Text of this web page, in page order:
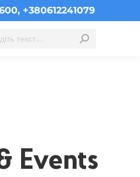
+380612241079
Events